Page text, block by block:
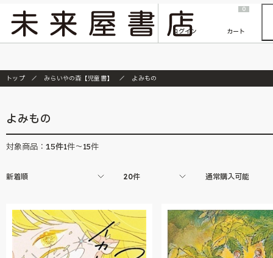
『ONE PIECE magazine 021 ONE PIECEカード付き同梱版』発売延期のご案内
ログイン
0
カート
トップ みらいやの森【児童書】 よみもの
よみもの
対象商品： 15件1件～15件
新着順 20件 通常購入可能